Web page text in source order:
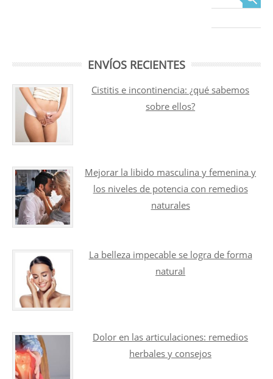
ENVÍOS RECIENTES
Cistitis e incontinencia: ¿qué sabemos
sobre ellos?
Mejorar la libido masculina y femenina y
los niveles de potencia con remedios
naturales
La belleza impecable se logra de forma
natural
Dolor en las articulaciones: remedios
herbales y consejos